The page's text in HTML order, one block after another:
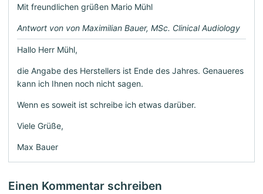
Mit freundlichen grüßen Mario Mühl
Antwort von von Maximilian Bauer, MSc. Clinical Audiology
Hallo Herr Mühl,
die Angabe des Herstellers ist Ende des Jahres. Genaueres
kann ich Ihnen noch nicht sagen.
Wenn es soweit ist schreibe ich etwas darüber.
Viele Grüße,
Max Bauer
Einen Kommentar schreiben